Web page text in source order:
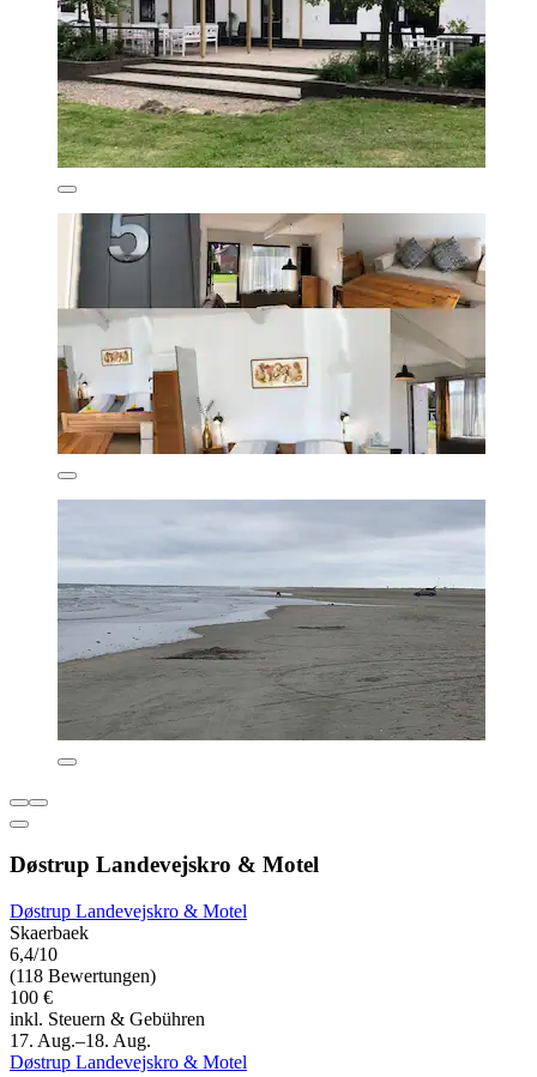
Døstrup Landevejskro & Motel
Døstrup Landevejskro & Motel
Skaerbaek
6,4/10
(118 Bewertungen)
100 €
inkl. Steuern & Gebühren
17. Aug.–18. Aug.
Døstrup Landevejskro & Motel